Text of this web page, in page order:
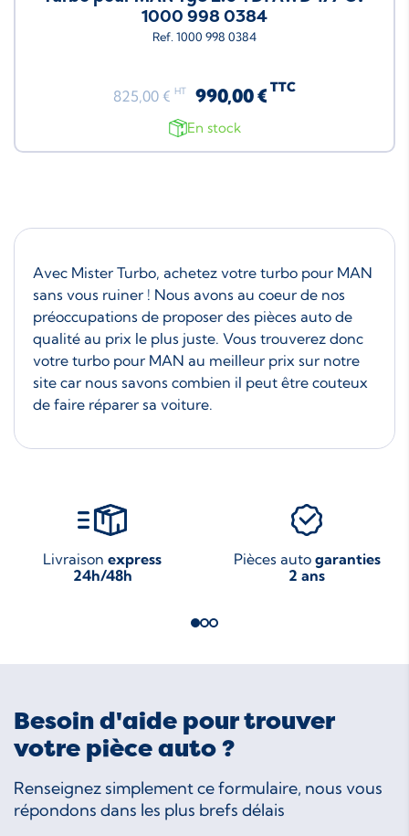
1000 998 0384
Ref. 1000 998 0384
825,00 € HT 990,00 € TTC
En stock
Avec Mister Turbo, achetez votre turbo pour MAN
sans vous ruiner ! Nous avons au coeur de nos
préoccupations de proposer des pièces auto de
qualité au prix le plus juste. Vous trouverez donc
votre turbo pour MAN au meilleur prix sur notre
site car nous savons combien il peut être couteux
de faire réparer sa voiture.
Livraison express
24h/48h
Pièces auto garanties
2 ans
Besoin d'aide pour trouver
votre pièce auto ?
Renseignez simplement ce formulaire, nous vous
répondons dans les plus brefs délais